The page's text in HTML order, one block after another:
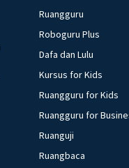
Ruangguru
Roboguru Plus
Dafa dan Lulu
Kursus for Kids
Ruangguru for Kids
Ruangguru for
Ruanguji
Ruangbaca